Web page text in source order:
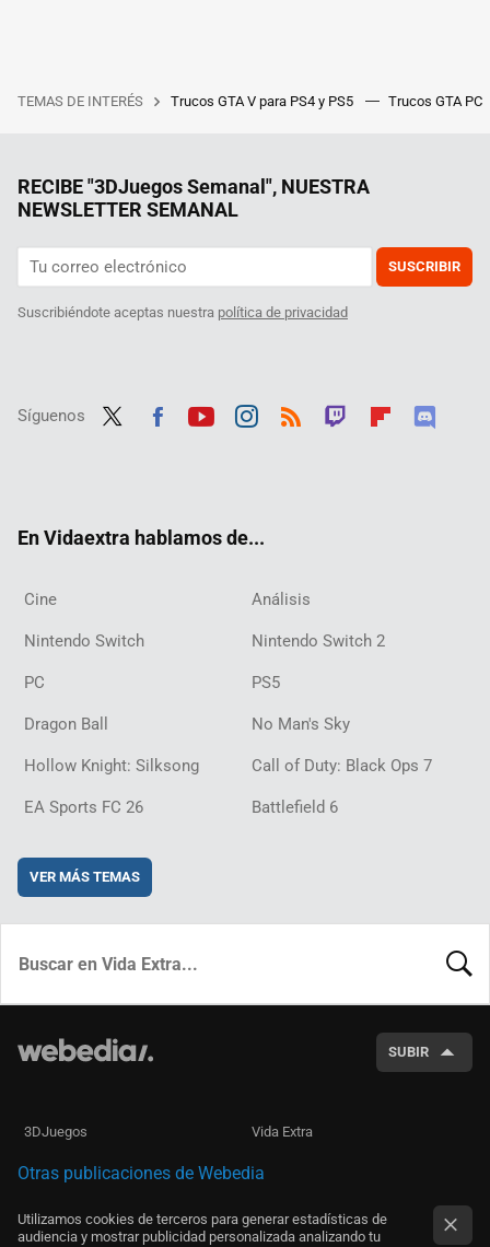
TEMAS DE INTERÉS Trucos GTA V para PS4 y PS5 Trucos GTA PC
RECIBE "3DJuegos Semanal", NUESTRA
NEWSLETTER SEMANAL
SUSCRIBIR
Suscribiéndote aceptas nuestra política de privacidad
Síguenos
En Vidaextra hablamos de...
Cine Análisis
Nintendo Switch Nintendo Switch 2
PC PS5
Dragon Ball No Man's Sky
Hollow Knight: Silksong Call of Duty: Black Ops 7
EA Sports FC 26 Battlefield 6
VER MÁS TEMAS
SUBIR
3DJuegos Vida Extra
Otras publicaciones de Webedia
Utilizamos cookies de terceros para generar estadísticas de
audiencia y mostrar publicidad personalizada analizando tu